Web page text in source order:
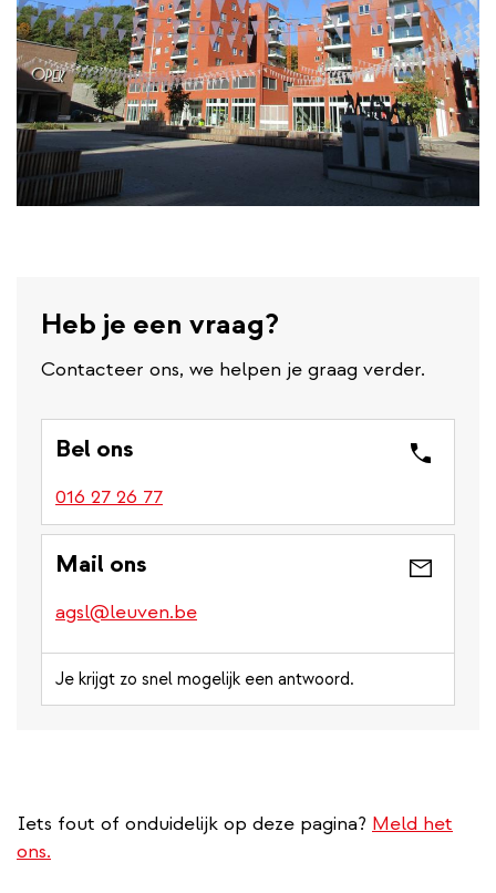
Heb je een vraag?
Contacteer ons, we helpen je graag verder.
Bel ons
016 27 26 77
Mail ons
agsl@leuven.be
Je krijgt zo snel mogelijk een antwoord.
Iets fout of onduidelijk op deze pagina? Meld het
ons.